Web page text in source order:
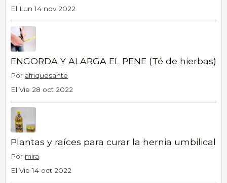
El Lun 14 nov 2022
ENGORDA Y ALARGA EL PENE (Té de hierbas)
Por afriquesante
El Vie 28 oct 2022
Plantas y raíces para curar la hernia umbilical
Por mira
El Vie 14 oct 2022